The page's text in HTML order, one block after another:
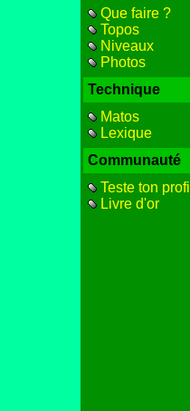
Que faire ?
Topos
Niveaux
Photos
Technique
Matos
Lexique
Communauté
Teste ton profil
Livre d'or